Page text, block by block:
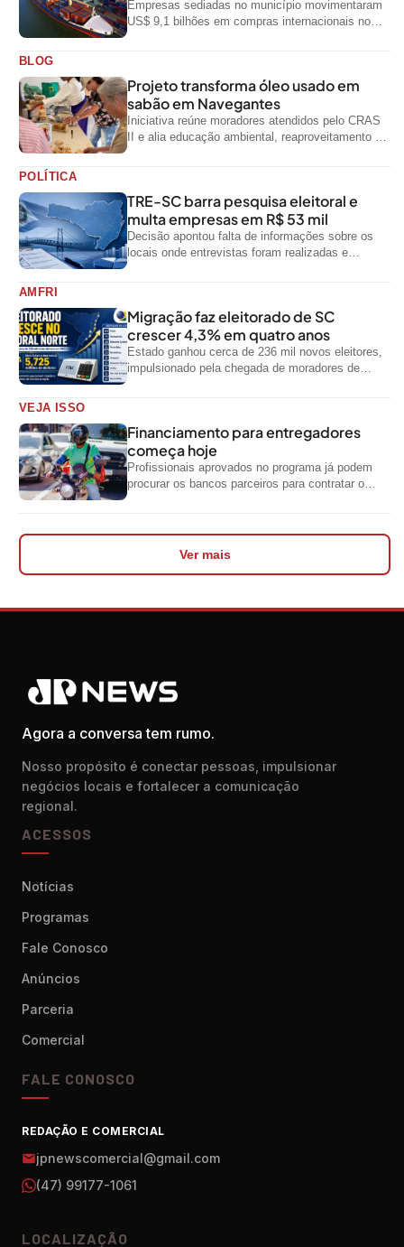
Empresas sediadas no município movimentaram
US$ 9,1 bilhões em compras internacionais no
BLOG
Projeto transforma óleo usado em
sabão em Navegantes
Iniciativa reúne moradores atendidos pelo CRAS
II e alia educação ambiental, reaproveitamento de
POLÍTICA
TRE-SC barra pesquisa eleitoral e
multa empresas em R$ 53 mil
Decisão apontou falta de informações sobre os
locais onde entrevistas foram realizadas e
AMFRI
Migração faz eleitorado de SC
crescer 4,3% em quatro anos
Estado ganhou cerca de 236 mil novos eleitores,
impulsionado pela chegada de moradores de
VEJA ISSO
Financiamento para entregadores
começa hoje
Profissionais aprovados no programa já podem
procurar os bancos parceiros para contratar o
Ver mais
Agora a conversa tem rumo.
Nosso propósito é conectar pessoas, impulsionar
negócios locais e fortalecer a comunicação
regional.
ACESSOS
Notícias
Programas
Fale Conosco
Anúncios
Parceria
Comercial
FALE CONOSCO
REDAÇÃO E COMERCIAL
jpnewscomercial@gmail.com
(47) 99177-1061
LOCALIZAÇÃO